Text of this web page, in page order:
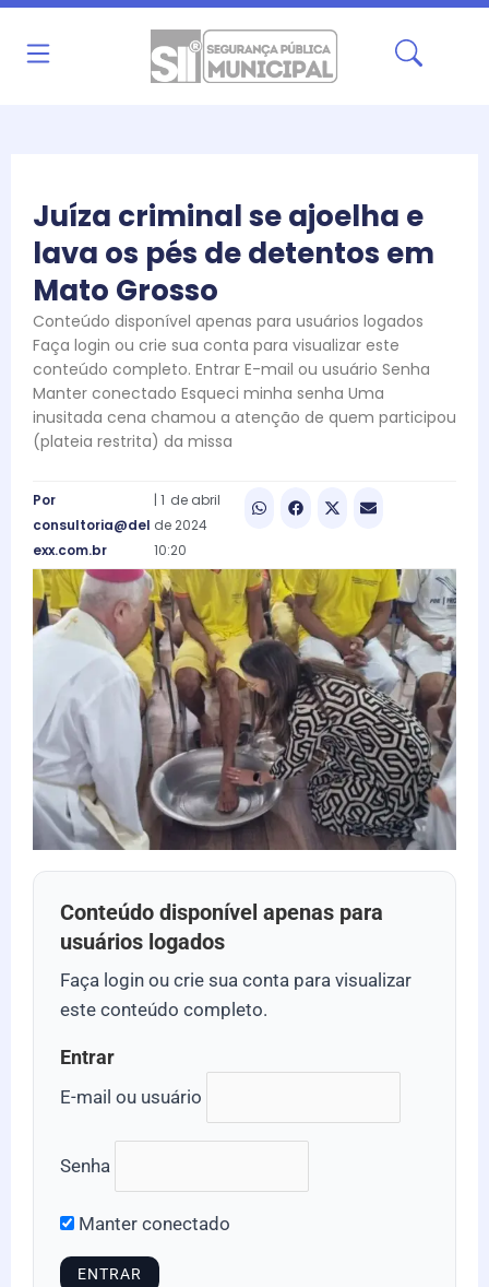
Ir
Juíza criminal se ajoelha e
lava os pés de detentos em
Mato Grosso
Conteúdo disponível apenas para usuários logados
Faça login ou crie sua conta para visualizar este
conteúdo completo. Entrar E-mail ou usuário Senha
Manter conectado Esqueci minha senha Uma
inusitada cena chamou a atenção de quem participou
(plateia restrita) da missa
Por
consultoria@del
exx.com.br
| 1 de abril
de 2024
10:20
Conteúdo disponível apenas para
usuários logados
Faça login ou crie sua conta para visualizar
este conteúdo completo.
Entrar
E-mail ou usuário
Senha
Manter conectado